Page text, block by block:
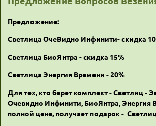
Предложение:
Светлица ОчеВидно Инфинити- скидка
Светлица БиоЯнтра - скидка 15%
Светлица Энергия Времени - 20%
Для тех, кто берет комплект - Светлиц -
Очевидно Инфинити, БиоЯнтра, Энергия
полной цене, получает подарок -